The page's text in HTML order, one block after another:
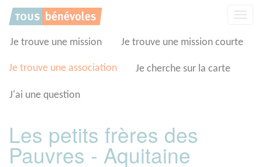
Je trouve une mission Je trouve une mission courte
Je trouve une association Je cherche sur la carte
J'ai une question
Les petits frères des
Pauvres - Aquitaine
Panneau de gestion des cookies